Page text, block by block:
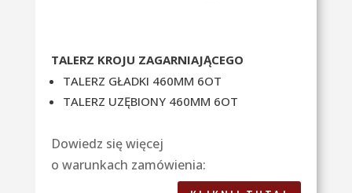
TALERZ KROJU ZAGARNIAJĄCEGO
TALERZ GŁADKI 460MM 6OT
TALERZ UZĘBIONY 460MM 6OT
Dowiedz się więcej
o warunkach zamówienia: